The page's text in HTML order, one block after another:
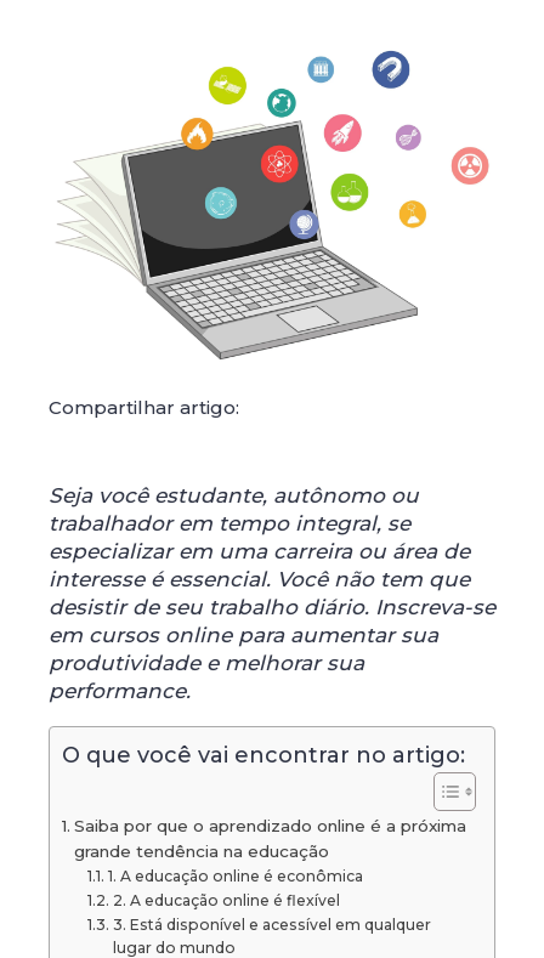
Compartilhar artigo:
Seja você estudante, autônomo ou
trabalhador em tempo integral, se
especializar em uma carreira ou área de
interesse é essencial. Você não tem que
desistir de seu trabalho diário. Inscreva-se
em cursos online para aumentar sua
produtividade e melhorar sua
performance.
O que você vai encontrar no artigo:
Saiba por que o aprendizado online é a próxima
grande tendência na educação
1. A educação online é econômica
2. A educação online é flexível
3. Está disponível e acessível em qualquer
lugar do mundo